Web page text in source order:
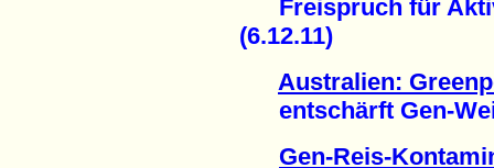
Freispruch für
(6.12.11)
Australien:
entschärft Gen-
Gen-Reis-